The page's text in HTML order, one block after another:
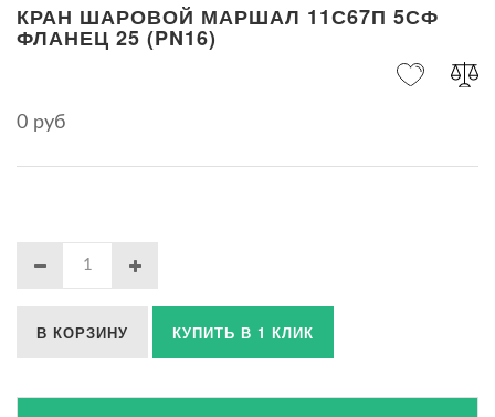
КРАН ШАРОВОЙ МАРШАЛ 11С67П 5СФ
ФЛАНЕЦ 25 (PN16)
0 руб
В КОРЗИНУ КУПИТЬ В 1 КЛИК